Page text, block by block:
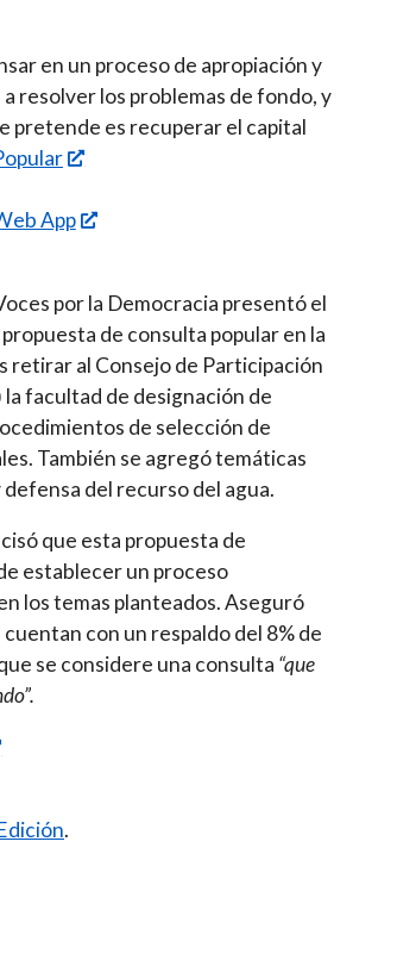
en un proceso de apropiación y
resolver los problemas de fondo, y
pretende es recuperar el capital
App
por la Democracia presentó el
de consulta popular en la
retirar al Consejo de Participación
la facultad de designación de
de selección de
También se agregó temáticas
del recurso del agua.
que esta propuesta de
establecer un proceso
los temas planteados. Aseguró
con un respaldo del 8% de
se considere una consulta “que
.